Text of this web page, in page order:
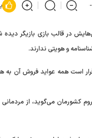
در قالب بازی بازیگر دیده
و هویتی ندارند.
است همه عواید فروش آن به
کشورمان می‌گوید، از